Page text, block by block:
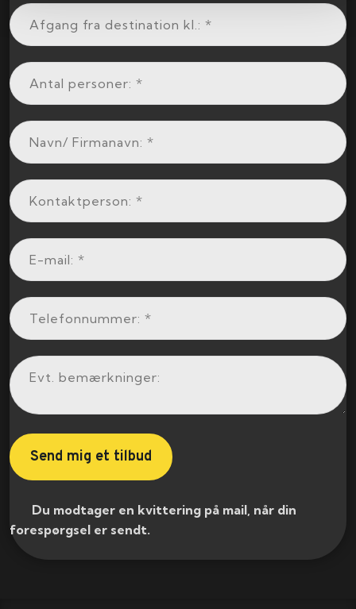
​ Du modtager en kvittering på mail, når din
forespørgsel er sendt.​